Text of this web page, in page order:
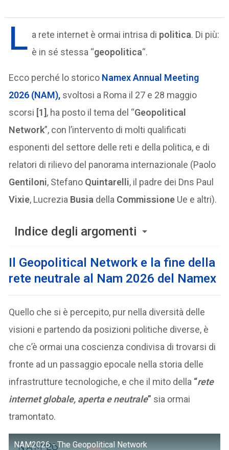
L a rete internet è ormai intrisa di politica. Di più:
è in sé stessa “geopolitica“.
Ecco perché lo storico Namex Annual Meeting
2026 (NAM), svoltosi a Roma il 27 e 28 maggio
scorsi [1], ha posto il tema del “Geopolitical
Network”, con l’intervento di molti qualificati
esponenti del settore delle reti e della politica, e di
relatori di rilievo del panorama internazionale (Paolo
Gentiloni, Stefano Quintarelli, il padre dei Dns Paul
Vixie, Lucrezia Busia della Commissione Ue e altri).
Indice degli argomenti
Il Geopolitical Network e la fine della
rete neutrale al Nam 2026 del Namex
Quello che si è percepito, pur nella diversità delle
visioni e partendo da posizioni politiche diverse, è
che c’è ormai una coscienza condivisa di trovarsi di
fronte ad un passaggio epocale nella storia delle
infrastrutture tecnologiche, e che il mito della “rete
internet globale, aperta e neutrale” sia ormai
tramontato.
NAM2026 - The Geopolitical Network